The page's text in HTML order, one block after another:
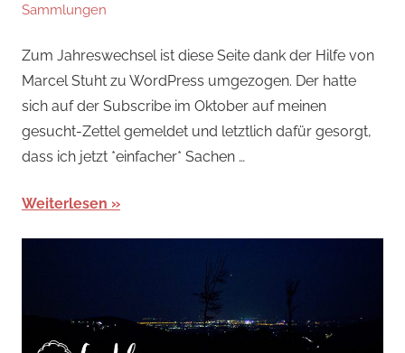
Sammlungen
Zum Jahreswechsel ist diese Seite dank der Hilfe von
Marcel Stuht zu WordPress umgezogen. Der hatte
sich auf der Subscribe im Oktober auf meinen
gesucht-Zettel gemeldet und letztlich dafür gesorgt,
dass ich jetzt *einfacher* Sachen …
Weiterlesen